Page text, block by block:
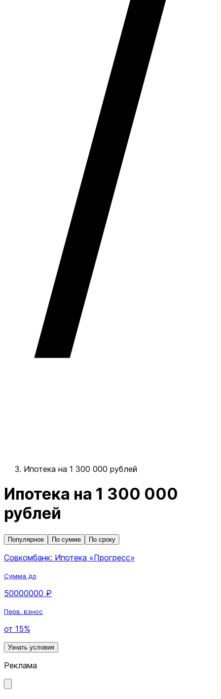
Ипотека на 1 300 000 рублей
Ипотека на 1 300 000
рублей
Популярное По сумме По сроку
Совкомбанк: Ипотека «Прогресс»
Сумма до
50000000 ₽
Перв. взнос
от 15%
Узнать условия
Реклама